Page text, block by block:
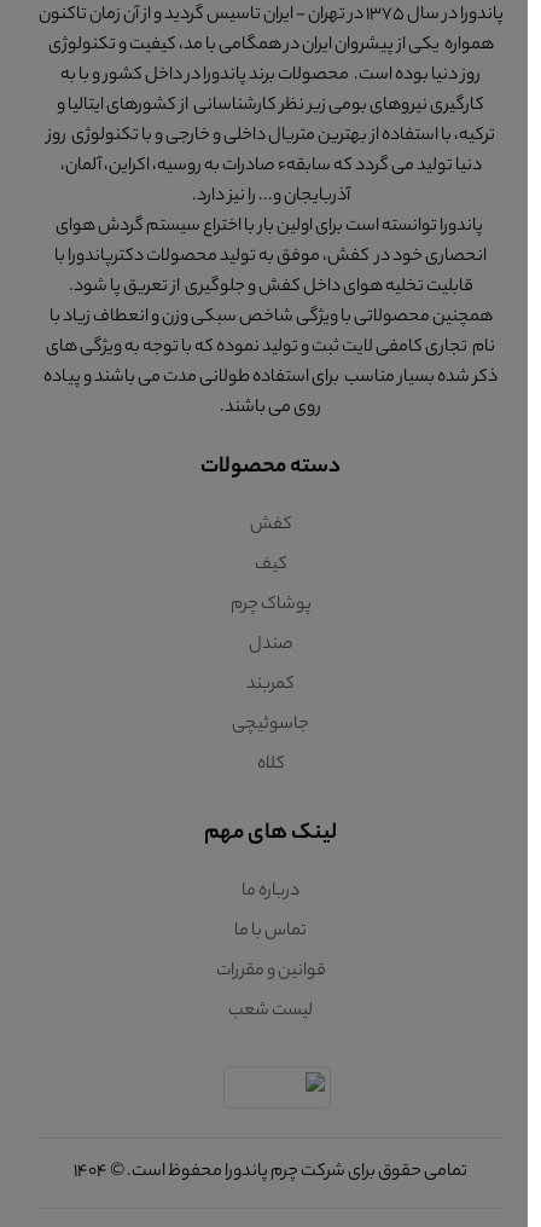
پاندورا در سال 1375 در تهران - ایران تاسیس گردید و از آن زمان تاکنون
همواره یکی از پیشروان ایران در همگامی با مد، کیفیت و تکنولوژی
روز دنیا بوده است. محصولات برند پاندورا در داخل کشور و با به
کارگیری نیروهای بومی زیر نظر کارشناسانی از کشورهای ایتالیا و
ترکیه، با استفاده از بهترین متریال داخلی و خارجی و با تکنولوژی روز
دنیا تولید می گردد که سابقهء صادرات به روسیه، اکراین، آلمان،
آذربایجان و... را نیز دارد.
پاندورا توانسته است برای اولین بار با اختراع سیستم گردش هوای
انحصاری خود در کفش، موفق به تولید محصولات دکترپاندورا با
قابلیت تخلیه هوای داخل کفش و جلوگیری از تعریق پا شود.
همچنین محصولاتی با ویژگی شاخص سبکی وزن و انعطاف زیاد با
نام تجاری کامفی لایت ثبت و تولید نموده که با توجه به ویژگی های
ذکر شده بسیار مناسب برای استفاده طولانی مدت می باشند و پیاده
روی می باشند.
دسته محصولات
کفش
کیف
پوشاک چرم
صندل
کمربند
جاسوئیچی
کلاه
لینک های مهم
درباره ما
تماس با ما
قوانین و مقررات
لیست شعب
تمامی حقوق برای شرکت چرم پاندورا محفوظ است. © 1404